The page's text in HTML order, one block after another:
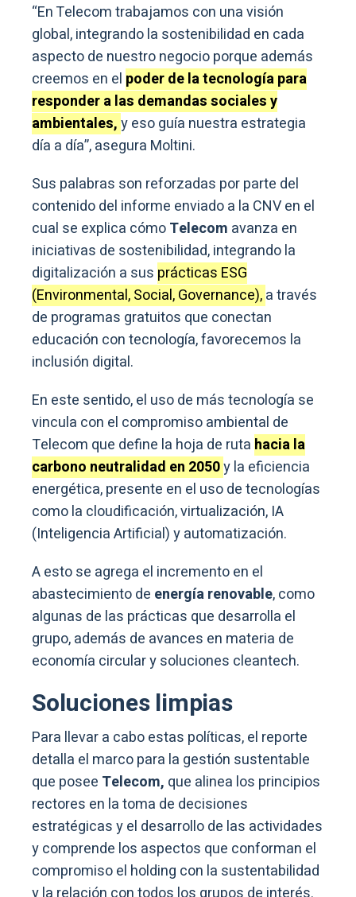
“En Telecom trabajamos con una visión
global, integrando la sostenibilidad en cada
aspecto de nuestro negocio porque además
creemos en el poder de la tecnología para
responder a las demandas sociales y
ambientales,y eso guía nuestra estrategia
día a día”, asegura Moltini.
Sus palabras son reforzadas por parte del
contenido del informe enviado a la CNV en el
cual se explica cómoTelecom avanza en
iniciativas de sostenibilidad, integrando la
digitalización a sus prácticas ESG
(Environmental, Social, Governance),a través
de programas gratuitos que conectan
educación con tecnología, favorecemos la
inclusión digital.
En este sentido, el uso de más tecnología se
vincula con el compromiso ambiental de
Telecom que define la hoja de ruta hacia la
carbono neutralidad en 2050y la eficiencia
energética, presente en el uso de tecnologías
como la cloudificación, virtualización, IA
(Inteligencia Artificial) y automatización.
A esto se agrega el incremento en el
abastecimiento de energía renovable, como
algunas de las prácticas que desarrolla el
grupo, además de avances en materia de
economía circular y soluciones cleantech.
Soluciones limpias
Para llevar a cabo estas políticas, el reporte
detalla el marco para la gestión sustentable
que posee Telecom, que alinea los principios
rectores en la toma de decisiones
estratégicas y el desarrollo de las actividades
y comprende los aspectos que conforman el
compromiso el holding con la sustentabilidad